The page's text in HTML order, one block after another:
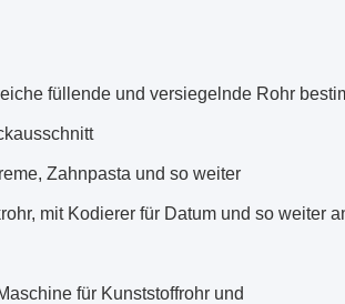
füllende und versiegelnde Rohr
Zahnpasta und so weiter
mit Kodierer für Datum und so weiter
für Kunststoffrohr und